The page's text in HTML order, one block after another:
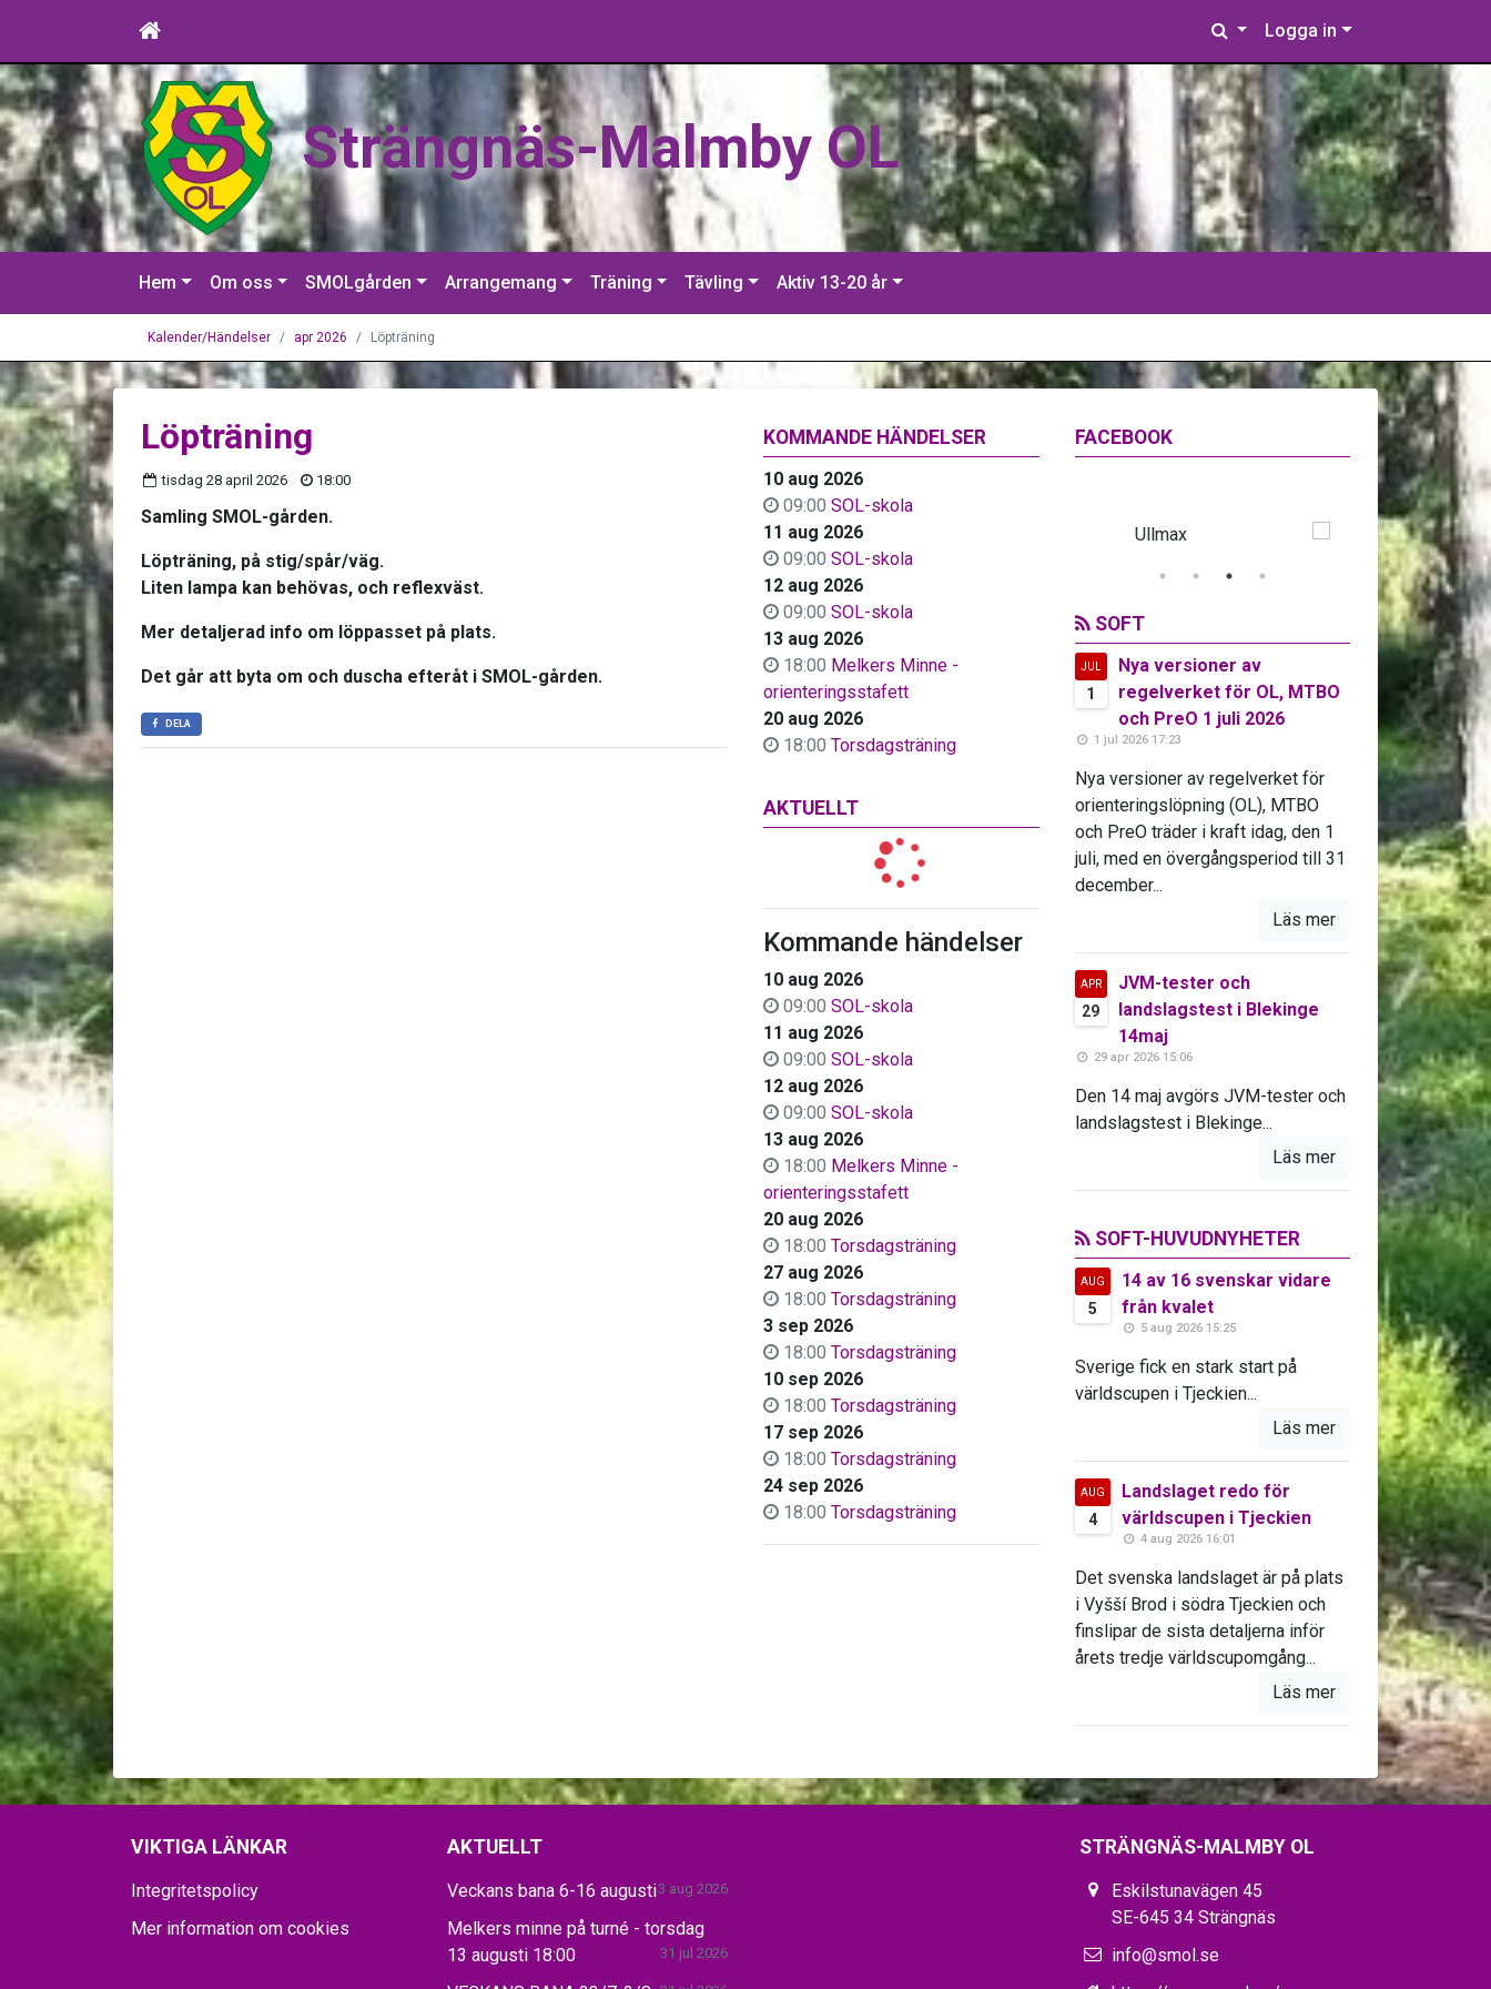
Logga in
Strängnäs-Malmby OL
Hem Om oss SMOLgården Arrangemang Träning Tävling Aktiv 13-20 år
Kalender/Händelser apr 2026 Löpträning
KOMMANDE HÄNDELSER
10 aug 2026
09:00 SOL-skola
11 aug 2026
09:00 SOL-skola
12 aug 2026
09:00 SOL-skola
13 aug 2026
18:00 Melkers Minne -
orienteringsstafett
20 aug 2026
18:00 Torsdagsträning
AKTUELLT
Kommande händelser
10 aug 2026
09:00 SOL-skola
11 aug 2026
09:00 SOL-skola
12 aug 2026
09:00 SOL-skola
13 aug 2026
18:00 Melkers Minne -
orienteringsstafett
20 aug 2026
18:00 Torsdagsträning
27 aug 2026
18:00 Torsdagsträning
3 sep 2026
18:00 Torsdagsträning
10 sep 2026
18:00 Torsdagsträning
17 sep 2026
18:00 Torsdagsträning
24 sep 2026
18:00 Torsdagsträning
Löpträning
tisdag 28 april 2026 18:00
Samling SMOL-gården.
Löpträning, på stig/spår/väg.
Liten lampa kan behövas, och reflexväst.
Mer detaljerad info om löppasset på plats.
Det går att byta om och duscha efteråt i SMOL-gården.
DELA
FACEBOOK
SOFT
JUL
1
Nya versioner av
regelverket för OL, MTBO
och PreO 1 juli 2026
1 jul 2026 17:23
Nya versioner av regelverket för
orienteringslöpning (OL), MTBO
och PreO träder i kraft idag, den 1
juli, med en övergångsperiod till 31
december...
Läs mer
APR
29
JVM-tester och
landslagstest i Blekinge
14maj
29 apr 2026 15:06
Den 14 maj avgörs JVM-tester och
landslagstest i Blekinge...
Läs mer
SOFT-HUVUDNYHETER
AUG
5
14 av 16 svenskar vidare
från kvalet
5 aug 2026 15:25
Sverige fick en stark start på
världscupen i Tjeckien...
Läs mer
AUG
4
Landslaget redo för
världscupen i Tjeckien
4 aug 2026 16:01
Det svenska landslaget är på plats
i Vyšší Brod i södra Tjeckien och
finslipar de sista detaljerna inför
årets tredje världscupomgång...
Läs mer
VIKTIGA LÄNKAR
Integritetspolicy
Mer information om cookies
AKTUELLT
Veckans bana 6-16 augusti3 aug 2026
Melkers minne på turné - torsdag
13 augusti 18:00
31 jul 2026
STRÄNGNÄS-MALMBY OL
Eskilstunavägen 45
SE-645 34 Strängnäs
info@smol.se